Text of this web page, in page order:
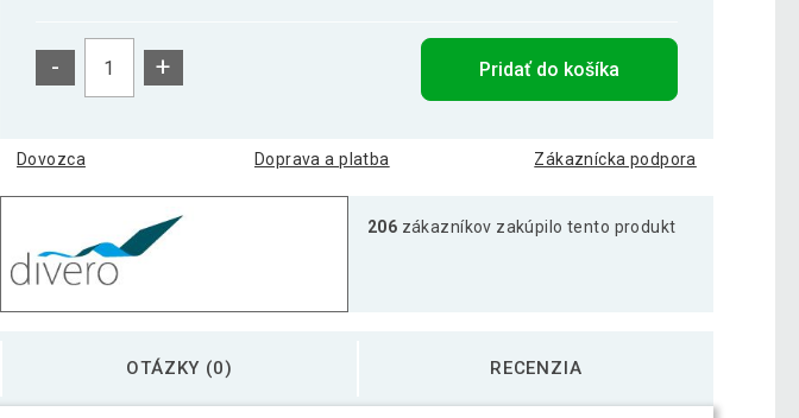
- + Pridať do košíka
Dovozca Doprava a platba Zákaznícka podpora
206 zákazníkov zakúpilo tento produkt
OTÁZKY (0) RECENZIA